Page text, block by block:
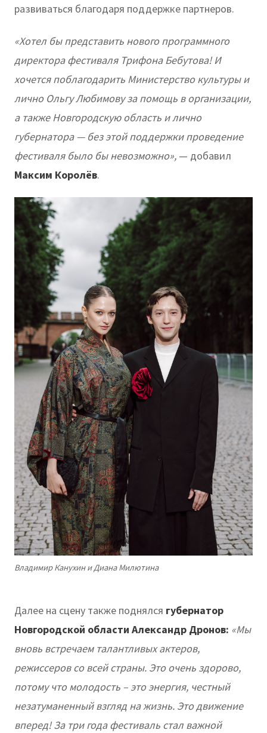
развиваться благодаря поддержке партнеров.
«Хотел бы представить нового программного
директора фестиваля Трифона Бебутова! И
хочется поблагодарить Министерство культуры и
лично Ольгу Любимову за помощь в организации,
а также Новгородскую область и лично
губернатора — без этой поддержки проведение
фестиваля было бы невозможно», — добавил
Максим Королёв.
Владимир Канухин и Диана Милютина
Далее на сцену также поднялся губернатор
Новгородской области Александр Дронов: «Мы
вновь встречаем талантливых актеров,
режиссеров со всей страны. Это очень здорово,
потому что молодость – это энергия, честный
незатуманенный взгляд на жизнь. Это движение
вперед! За три года фестиваль стал важной